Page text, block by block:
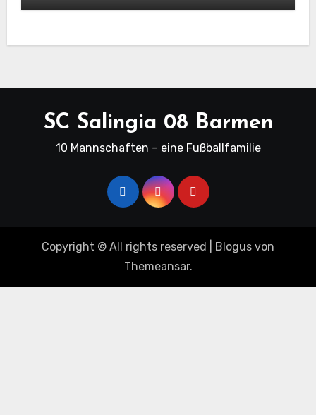
SC Salingia 08 Barmen
10 Mannschaften – eine Fußballfamilie
Copyright © All rights reserved Blogus von
Themeansar.